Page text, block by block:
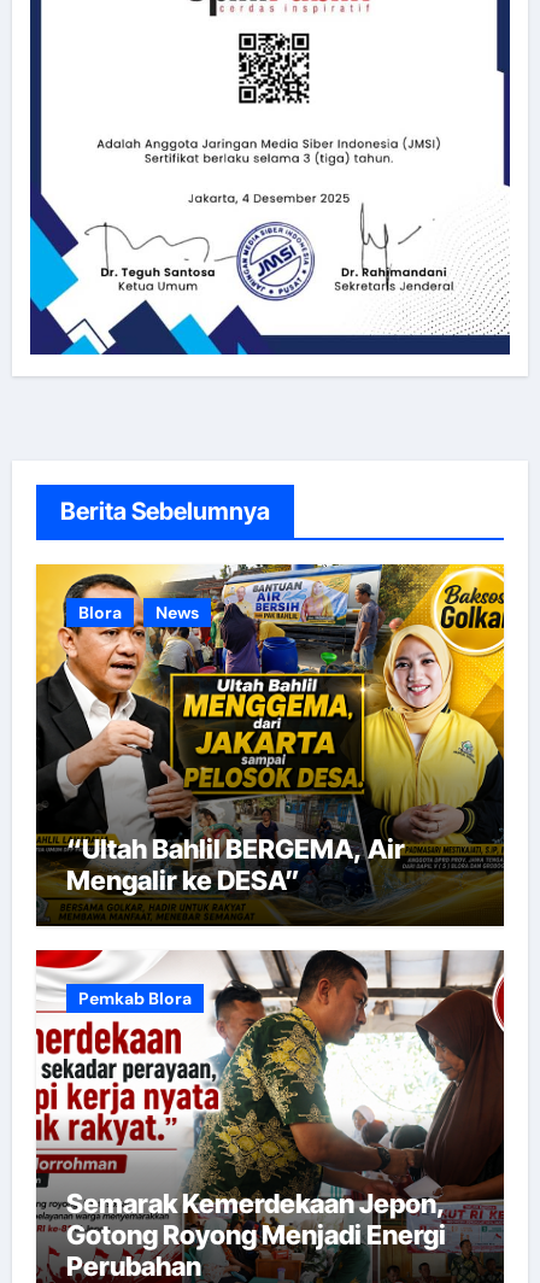
Berita Sebelumnya
Blora News
“Ultah Bahlil BERGEMA, Air
Mengalir ke DESA”
Pemkab Blora
Semarak Kemerdekaan Jepon,
Gotong Royong Menjadi Energi
Perubahan